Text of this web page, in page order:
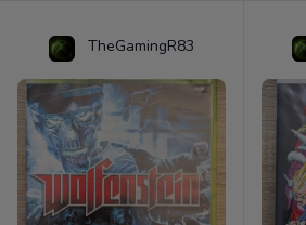
TheGamingR83